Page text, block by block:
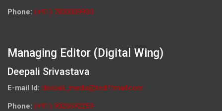
Phone: (+91) 7800009900
Managing Editor (Digital Wing)
Deepali Srivastava
E-mail Id: deepali_media@rediffmail.com
Phone: (+91) 9026692259